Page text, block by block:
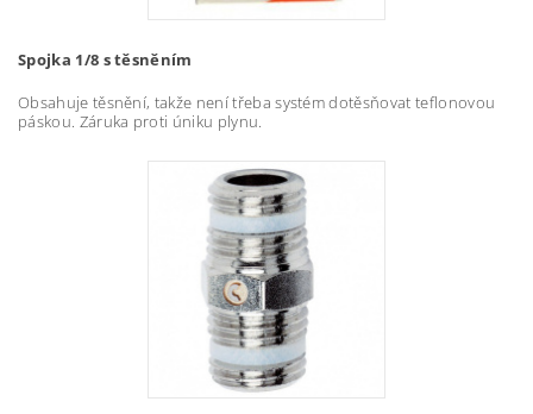
Spojka 1/8 s těsněním
Obsahuje těsnění, takže není třeba systém dotěsňovat teflonovou
páskou. Záruka proti úniku plynu.